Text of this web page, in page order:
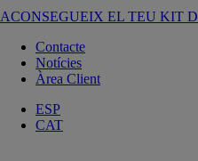
ACONSEGUEIX EL TEU KIT
Contacte
Notícies
Àrea Client
ESP
CAT